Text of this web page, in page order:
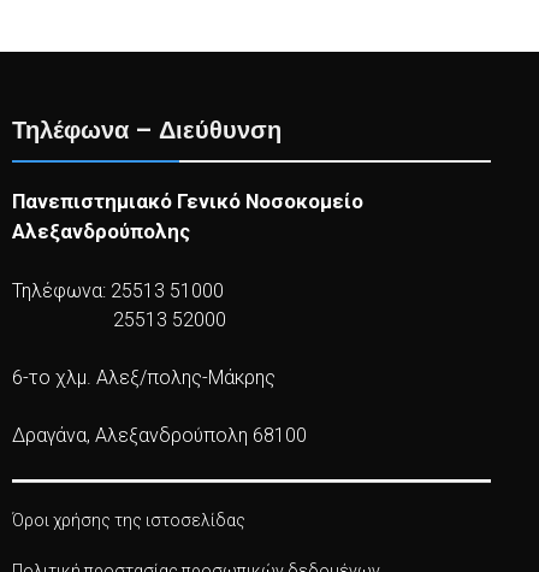
Τηλέφωνα – Διεύθυνση
Πανεπιστημιακό Γενικό Νοσοκομείο
Αλεξανδρούπολης
Τηλέφωνα: 25513 51000
25513 52000
6-το χλμ. Αλεξ/πολης-Μάκρης
Δραγάνα, Αλεξανδρούπολη 68100
Όροι χρήσης της ιστοσελίδας